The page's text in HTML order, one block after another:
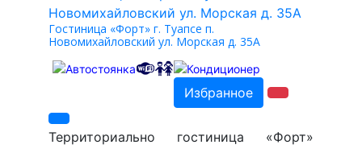
Гостиница «Форт» г. Туапсе п.
Новомихайловский ул. Морская д. 35А
Избранное
Территориально гостиница «Форт»